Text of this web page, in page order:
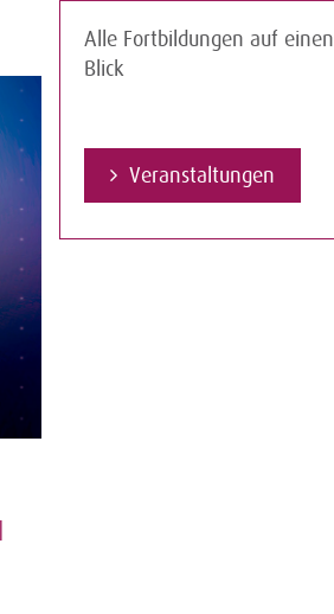
Alle Fortbildungen auf einen
Blick
Veranstaltungen